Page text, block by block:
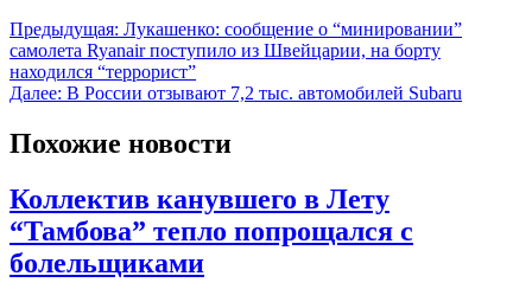
Предыдущая: Лукашенко: сообщение о “минировании”
самолета Ryanair поступило из Швейцарии, на борту
находился “террорист”
Далее: В России отзывают 7,2 тыс. автомобилей Subaru
Похожие новости
Коллектив канувшего в Лету
“Тамбова” тепло попрощался с
болельщиками